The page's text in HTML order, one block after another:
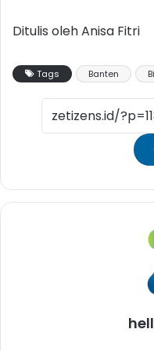
Ditulis oleh Anisa Fitri
Tags Banten